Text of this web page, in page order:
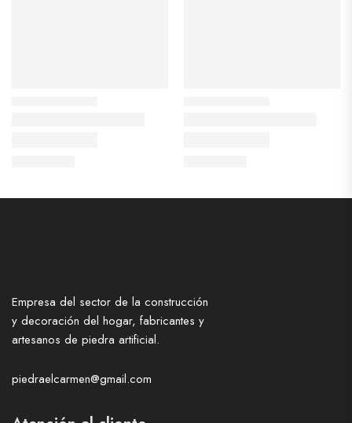
Empresa del sector de la construcción
y decoración del hogar, fabricantes y
artesanos de piedra artificial.
piedraelcarmen@gmail.com